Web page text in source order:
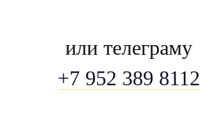
или телеграму
+7 952 389 8112